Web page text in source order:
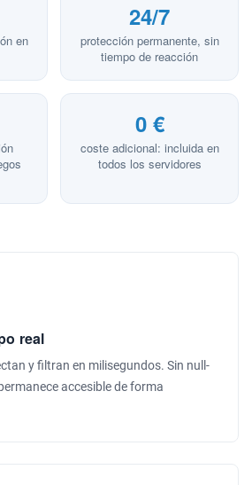
en
24/7
protección permanente, sin
tiempo de reacción
0 €
coste adicional: incluida en
todos los servidores
real
y filtran en milisegundos. Sin null-
accesible de forma